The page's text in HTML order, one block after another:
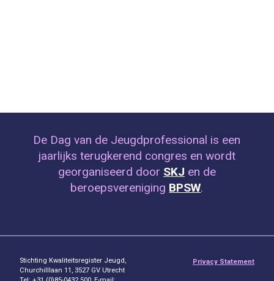
De Dag van de Jeugdprofessional is een
jaarlijks terugkerend congres en wordt
georganiseerd door SKJ en de
beroepsvereniging BPSW.
Stichting Kwaliteitsregister Jeugd,
Churchilllaan 11, 3527 GV Utrecht
Privacy Statement